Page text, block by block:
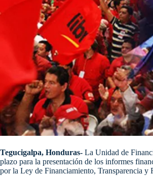
Tegucigalpa, Honduras‑ La Unidad de
plazo para la presentación de los informes
por la Ley de Financiamiento, Transparencia y